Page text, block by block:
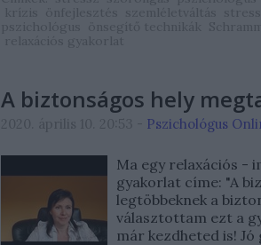
A biztonságos hely
Pszichológus
Ma egy relaxációs -
gyakorlat címe: "A
legtöbbeknek a
választottam ezt a
már kezdheted is!